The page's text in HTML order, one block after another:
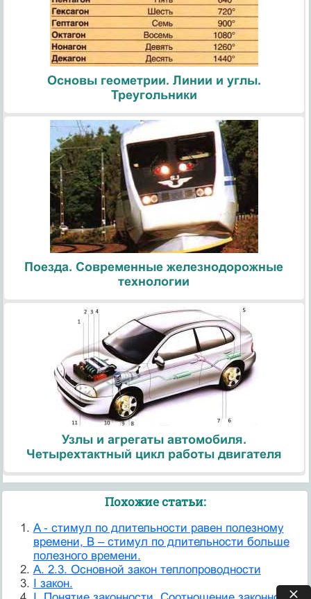
Основы геометрии. Линии и углы.
Треугольники
Поезда. Современные железнодорожные
технологии
Узлы и агрегаты автомобиля.
Четырехтактный цикл работы двигателя
Похожие статьи:
A ‑ стимул по длительности равен полезному
времени, B – стимул по длительности больше
полезного времени.
A. 2.3. Основной закон теплопроводности
I закон.